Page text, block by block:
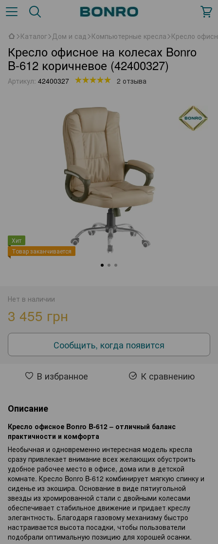
Каталог Дом и сад Компьютерные кресла Кресло
Кресло офисное на колесах Bonro
B-612 коричневое (42400327)
Артикул: 42400327 2 отзыва
Хит
Товар заканчивается
Нет в наличии
3 455 грн
Сообщить, когда появится
В избранное К сравнению
Описание
Кресло офисное Bonro B-612 – отличный баланс
практичности и комфорта
Необычная и одновременно интересная модель кресла
сразу привлекает внимание всех желающих обустроить
удобное рабочее место в офисе, дома или в детской
комнате. Кресло Bonro B-612 комбинирует мягкую спинку и
сиденье из экошира. Основание в виде пятиугольной
звезды из хромированной стали с двойными колесами
обеспечивает стабильное движение и придает креслу
элегантность. Благодаря газовому механизму быстро
настраивается высота посадки, чтобы пользователи
подобрали оптимальную позицию для хорошей осанки.